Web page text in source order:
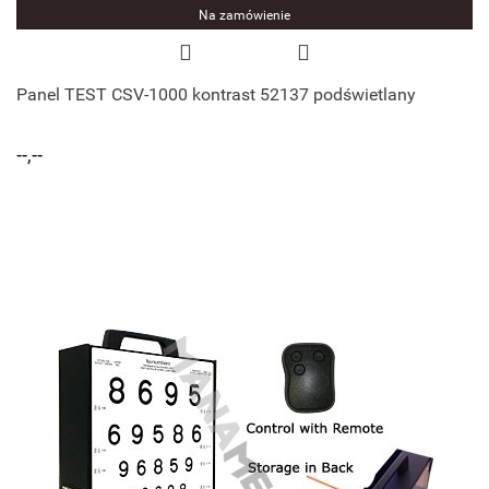
Na zamówienie
Panel TEST CSV-1000 kontrast 52137 podświetlany
--,--